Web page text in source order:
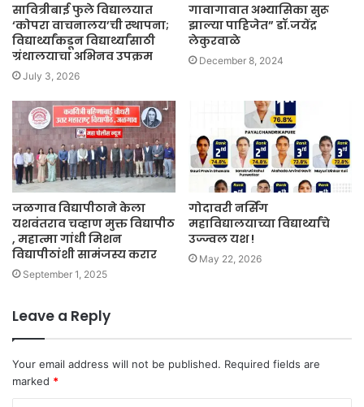
सावित्रीबाई फुले विद्यालयात
‘कोपरा वाचनालय’ची स्थापना;
विद्यार्थ्यांकडून विद्यार्थ्यांसाठी
ग्रंथालयाचा अभिनव उपक्रम
July 3, 2026
गावागावात अभ्यासिका सुरू
झाल्या पाहिजेत” डॉ.जयेंद्र
लेकुरवाळे
December 8, 2024
जळगाव विद्यापीठाने केला
यशवंतराव चव्हाण मुक्त विद्यापीठ
, महात्मा गांधी मिशन
विद्यापीठांशी सामंजस्य करार
September 1, 2025
गोदावरी नर्सिंग
महाविद्यालयाच्या विद्यार्थ्यांचे
उज्ज्वल यश !
May 22, 2026
Leave a Reply
Your email address will not be published. Required fields are
marked *